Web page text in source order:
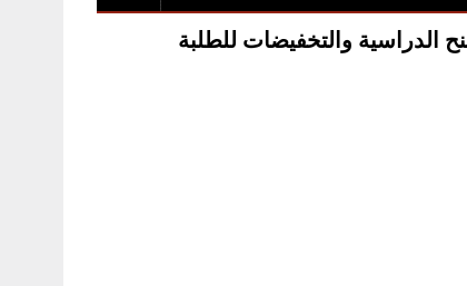
جامعة دبي تقدم 16 نوعا من المنح الدراسية والتخفيضات للطلبة